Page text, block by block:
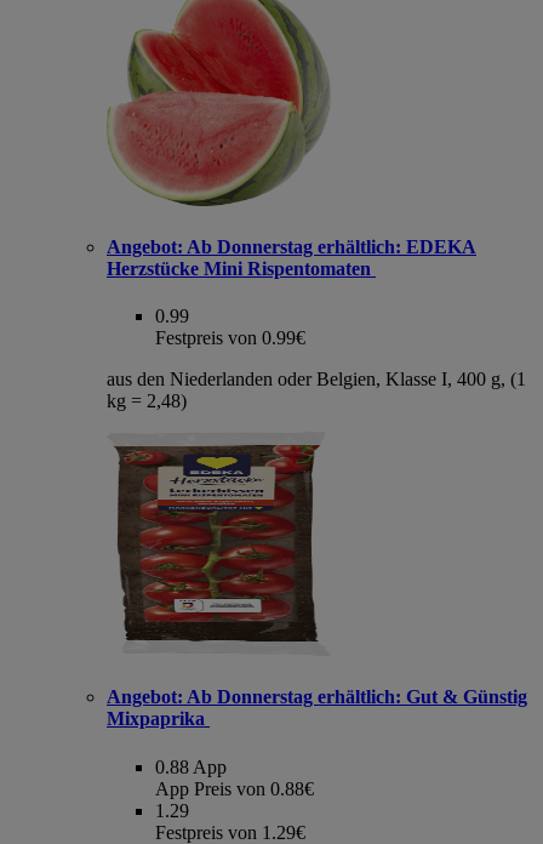
Angebot: Ab Donnerstag erhältlich: EDEKA
Herzstücke Mini Rispentomaten
0.99
Festpreis von 0.99€
aus den Niederlanden oder Belgien, Klasse I, 400 g, (1
kg = 2,48)
Angebot: Ab Donnerstag erhältlich: Gut & Günstig
Mixpaprika
0.88 App
App Preis von 0.88€
1.29
Festpreis von 1.29€